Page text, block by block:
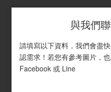
與我們
請填寫以下資料，我們會盡
認需求！若您有參考圖片，
Facebook 或 Line